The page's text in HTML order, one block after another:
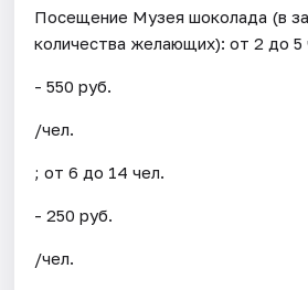
Посещение Музея шоколада (в
количества желающих): от 2 до 5
- 550 руб.
/чел.
; от 6 до 14 чел.
- 250 руб.
/чел.